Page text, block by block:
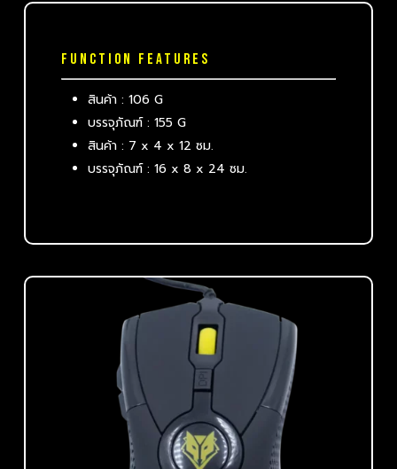
FUNCTION FEATURES
สินค้า : 106 G
บรรจุภัณฑ์ : 155 G
สินค้า : 7 x 4 x 12 ซม.
บรรจุภัณฑ์ : 16 x 8 x 24 ซม.